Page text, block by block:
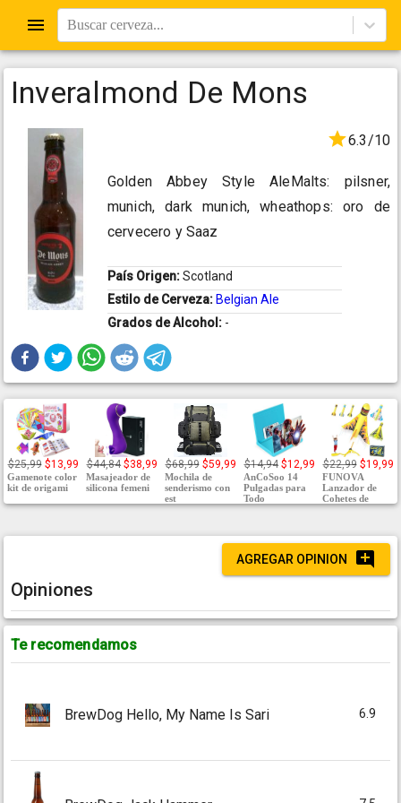
Buscar cerveza...
Inveralmond De Mons
6.3/10
Golden Abbey Style AleMalts: pilsner,
munich, dark munich, wheathops: oro de
cervecero y Saaz
País Origen:Scotland
Estilo de Cerveza: Belgian Ale
Grados de Alcohol: -
$25,99 $13,99
Gamenote color
kit de origami
$44,84 $38,99
Masajeador de
silicona femeni
$68,99 $59,99
Mochila de
senderismo con
est
$14,94 $12,99
AnCoSoo 14
Pulgadas para
Todo
$22,99 $19,99
FUNOVA
Lanzador de
Cohetes de
AGREGAR OPINION
Opiniones
Te recomendamos
BrewDog Hello, My Name Is Sari 6.9